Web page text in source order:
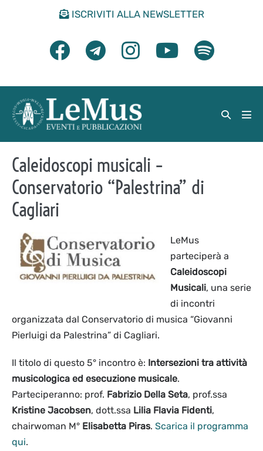
ISCRIVITI ALLA NEWSLETTER
Attiva/
Caleidoscopi musicali –
Conservatorio “Palestrina” di
Cagliari
LeMus
parteciperà a
Caleidoscopi
Musicali, una serie
di incontri
organizzata dal Conservatorio di musica “Giovanni
Pierluigi da Palestrina” di Cagliari.
Il titolo di questo 5° incontro è: Intersezioni tra attività
musicologica ed esecuzione musicale.
Parteciperanno: prof. Fabrizio Della Seta, prof.ssa
Kristine Jacobsen, dott.ssa Lilia Flavia Fidenti,
chairwoman M° Elisabetta Piras. Scarica il programma
qui.